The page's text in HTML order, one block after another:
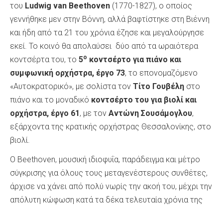
του Ludwig van Beethoven (1770-1827), ο οποίος
γεννήθηκε μεν στην Βόννη, αλλά βαφτίστηκε στη Βιέννη
και ήδη από τα 21 του χρόνια έζησε και μεγαλούργησε
εκεί. Το κοινό θα απολαύσει δύο από τα ωραιότερα
κοντσέρτα του, το 5ο κοντσέρτο για πιάνο και
συμφωνική ορχήστρα, έργο 73, το επονομαζόμενο
«Αυτοκρατορικό», με σολίστα τον Τίτο Γουβέλη στο
πιάνο και το μοναδικό κοντσέρτο του για βιολί και
ορχήστρα, έργο 61 , με τον Αντώνη Σουσάμογλου,
εξάρχοντα της κρατικής ορχήστρας Θεσσαλονίκης, στο
βιολί.
Ο Beethoven, μουσική ιδιοφυΐα, παράδειγμα και μέτρο
σύγκρισης για όλους τους μεταγενέστερους συνθέτες,
άρχισε να χάνει από πολύ νωρίς την ακοή του, μέχρι την
απόλυτη κώφωση κατά τα δέκα τελευταία χρόνια της